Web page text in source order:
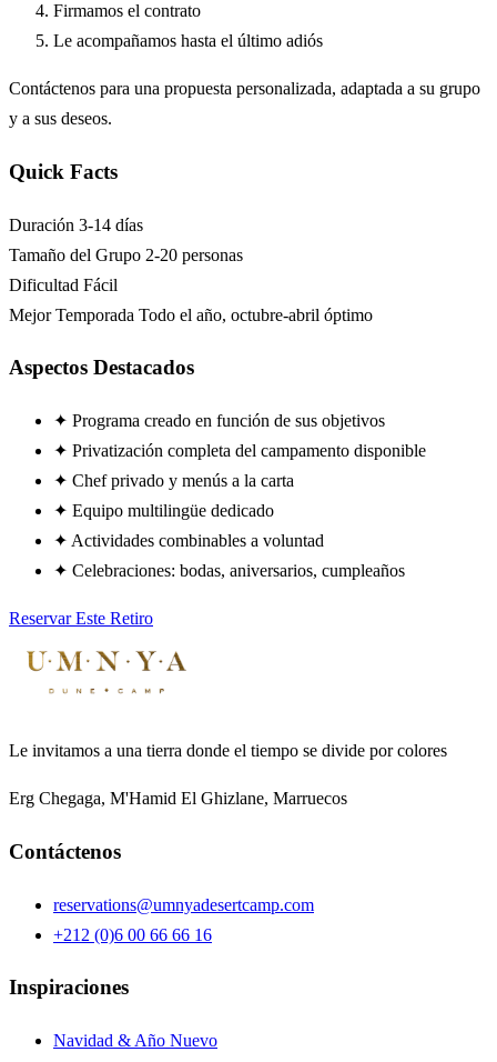
Firmamos el contrato
Le acompañamos hasta el último adiós
Contáctenos para una propuesta personalizada, adaptada a su grupo
y a sus deseos.
Quick Facts
Duración 3-14 días
Tamaño del Grupo 2-20 personas
Dificultad Fácil
Mejor Temporada Todo el año, octubre-abril óptimo
Aspectos Destacados
✦ Programa creado en función de sus objetivos
✦ Privatización completa del campamento disponible
✦ Chef privado y menús a la carta
✦ Equipo multilingüe dedicado
✦ Actividades combinables a voluntad
✦ Celebraciones: bodas, aniversarios, cumpleaños
Reservar Este Retiro
Le invitamos a una tierra donde el tiempo se divide por colores
Erg Chegaga, M'Hamid El Ghizlane, Marruecos
Contáctenos
reservations@umnyadesertcamp.com
+212 (0)6 00 66 66 16
Inspiraciones
Navidad & Año Nuevo